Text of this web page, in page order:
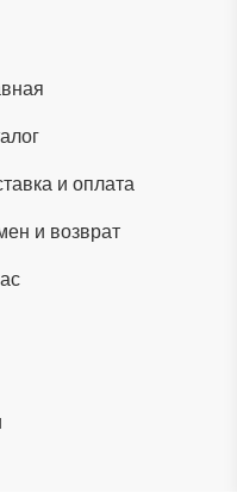
и оплата
и возврат